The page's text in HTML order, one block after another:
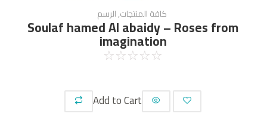
كافة المنتجات,الرسم
Soulaf hamed Al abaidy – Roses from
imagination
☆
☆
☆
☆
☆
Add to Cart